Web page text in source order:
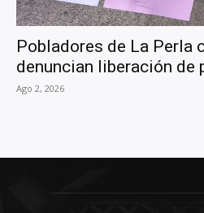
Pobladores de La Perla
denuncian liberación de
Ago 2, 2026